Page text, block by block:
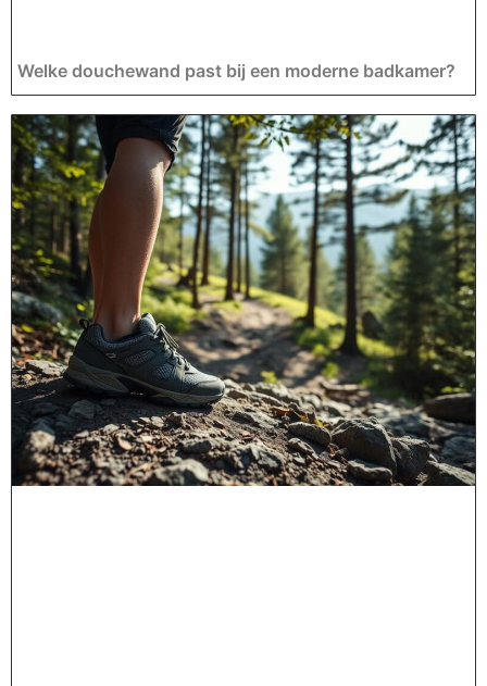
Welke douchewand past bij een moderne badkamer?